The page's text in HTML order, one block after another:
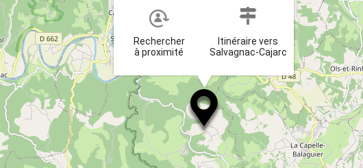
Rechercher
à proximité
Itinéraire vers
Salvagnac-Cajarc